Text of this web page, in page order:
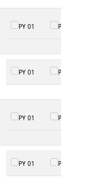
PY 01 PY 02
PY 01 PY 02
PY 01 PY 02
PY 01 PY 02